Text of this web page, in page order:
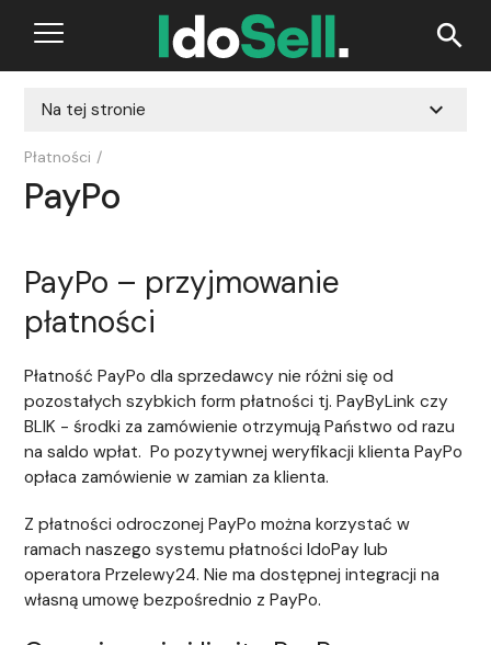
search
Na tej stronie expand_more
Płatności /
PayPo
PayPo – przyjmowanie
płatności
Płatność PayPo dla sprzedawcy nie różni się od
pozostałych szybkich form płatności tj. PayByLink czy
BLIK - środki za zamówienie otrzymują Państwo od razu
na saldo wpłat. Po pozytywnej weryfikacji klienta PayPo
opłaca zamówienie w zamian za klienta.
Z płatności odroczonej PayPo można korzystać w
ramach naszego systemu płatności IdoPay lub
operatora Przelewy24. Nie ma dostępnej integracji na
własną umowę bezpośrednio z PayPo.